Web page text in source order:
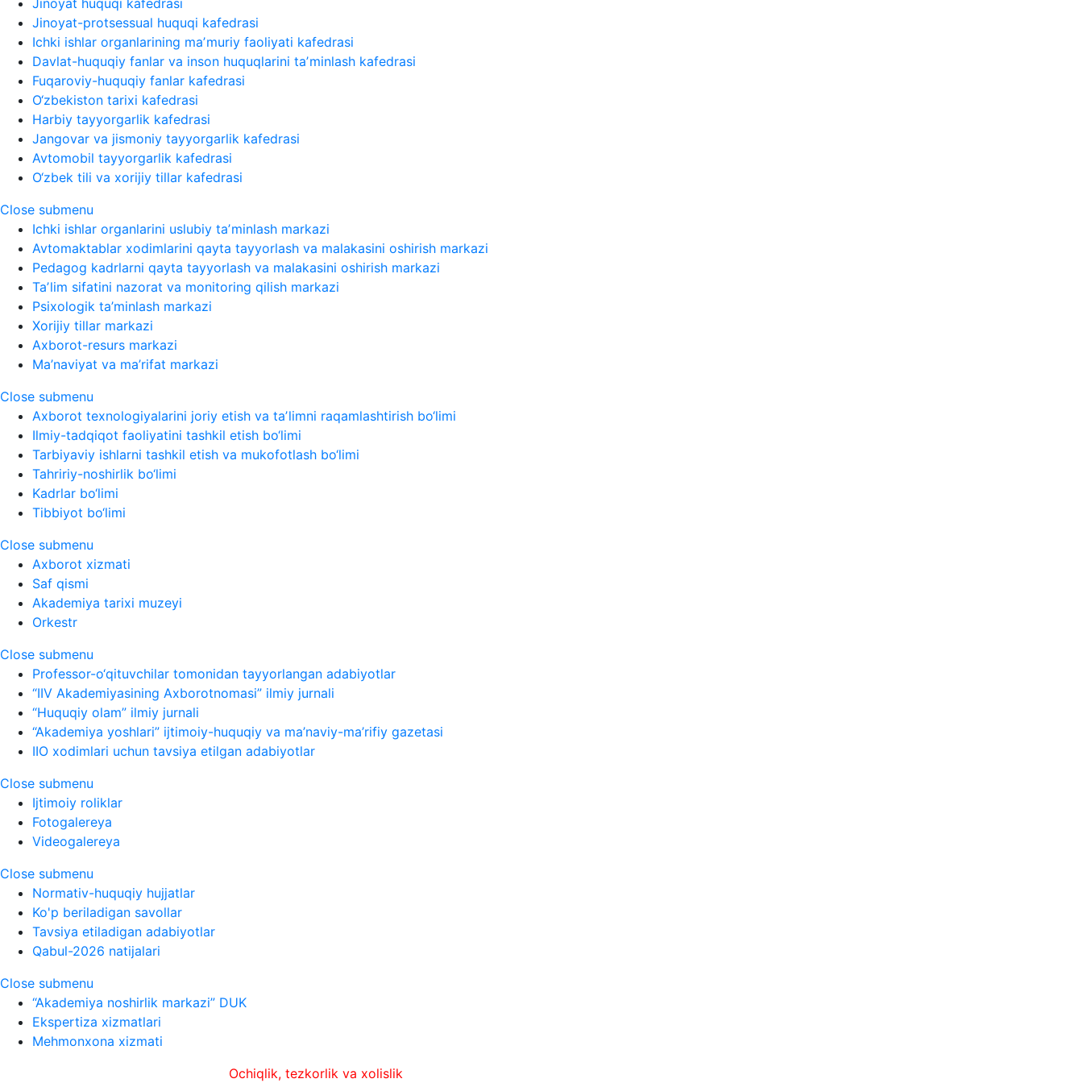
Jinoyat huquqi kafedrasi
Jinoyat-protsessual huquqi kafedrasi
Ichki ishlar organlarining maʼmuriy faoliyati kafedrasi
Davlat-huquqiy fanlar va inson huquqlarini taʼminlash kafedrasi
Fuqaroviy-huquqiy fanlar kafedrasi
O‘zbekiston tarixi kafedrasi
Harbiy tayyorgarlik kafedrasi
Jangovar va jismoniy tayyorgarlik kafedrasi
Avtomobil tayyorgarlik kafedrasi
O‘zbek tili va xorijiy tillar kafedrasi
Close submenu
Ichki ishlar organlarini uslubiy taʼminlash markazi
Avtomaktablar xodimlarini qayta tayyorlash va malakasini oshirish markazi
Pedagog kadrlarni qayta tayyorlash va malakasini oshirish markazi
Taʼlim sifatini nazorat va monitoring qilish markazi
Psixologik ta’minlash markazi
Xorijiy tillar markazi
Axborot-resurs markazi
Ma’naviyat va ma’rifat markazi
Close submenu
Axborot texnologiyalarini joriy etish va taʼlimni raqamlashtirish bo‘limi
Ilmiy-tadqiqot faoliyatini tashkil etish bo‘limi
Tarbiyaviy ishlarni tashkil etish va mukofotlash bo‘limi
Tahririy-noshirlik bo‘limi
Kadrlar bo‘limi
Tibbiyot bo‘limi
Close submenu
Axborot xizmati
Saf qismi
Akademiya tarixi muzeyi
Orkestr
Close submenu
Professor-o‘qituvchilar tomonidan tayyorlangan adabiyotlar
“IIV Akademiyasining Axborotnomasi” ilmiy jurnali
“Huquqiy olam” ilmiy jurnali
“Akademiya yoshlari” ijtimoiy-huquqiy va ma’naviy-ma’rifiy gazetasi
IIO xodimlari uchun tavsiya etilgan adabiyotlar
Close submenu
Ijtimoiy roliklar
Fotogalereya
Videogalereya
Close submenu
Normativ-huquqiy hujjatlar
Ko'p beriladigan savollar
Tavsiya etiladigan adabiyotlar
Qabul-2026 natijalari
Close submenu
“Akademiya noshirlik markazi” DUK
Ekspertiza xizmatlari
Mehmonxona xizmati
Ochiqlik, tezkorlik va xolislik